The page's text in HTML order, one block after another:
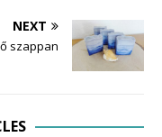
NEXT
szappan